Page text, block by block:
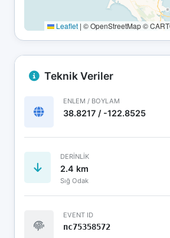
Leaflet | © OpenStreetMap ©
Teknik Veriler
ENLEM / BOYLAM
38.8217 / -122.8525
DERINLIK
2.4 km
Sığ Odak
EVENT ID
nc75358572